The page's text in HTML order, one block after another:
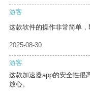
游客
这款软件的操作非常简单，
2025-08-30
游客
这款加速器app的安全性很
放心。